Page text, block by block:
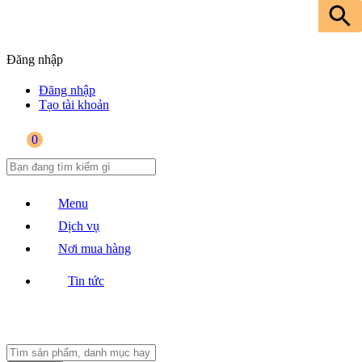
Đăng nhập
Đăng nhập
Tạo tài khoản
0
Menu
Dịch vụ
Nơi mua hàng
Tin tức